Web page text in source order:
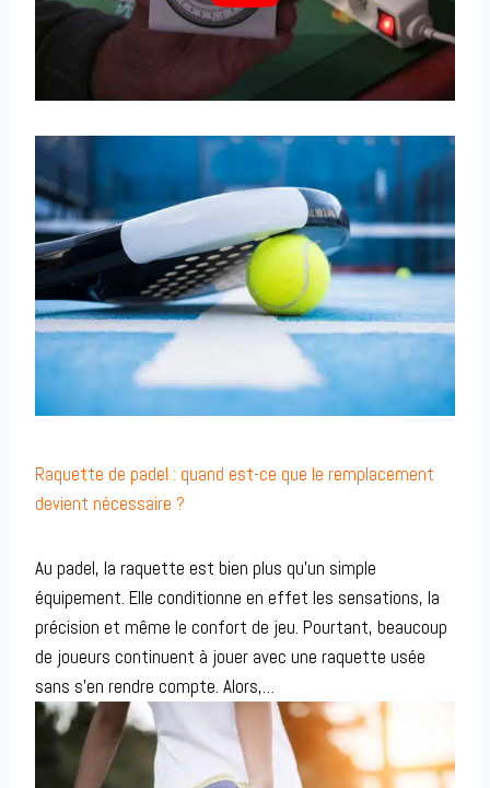
Raquette de padel : quand est-ce que le remplacement
devient nécessaire ?
Au padel, la raquette est bien plus qu’un simple
équipement. Elle conditionne en effet les sensations, la
précision et même le confort de jeu. Pourtant, beaucoup
de joueurs continuent à jouer avec une raquette usée
sans s’en rendre compte. Alors,…